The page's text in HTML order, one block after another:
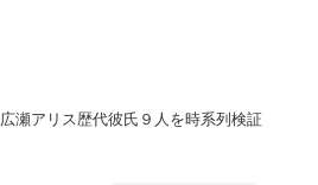
広瀬アリス歴代彼氏９人を時系列検証